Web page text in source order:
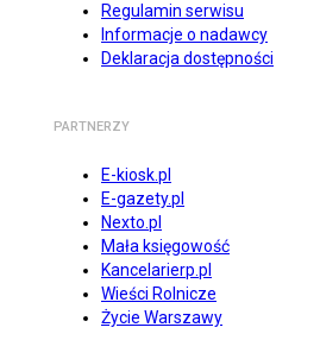
Regulamin serwisu
Informacje o nadawcy
Deklaracja dostępności
PARTNERZY
E-kiosk.pl
E-gazety.pl
Nexto.pl
Mała księgowość
Kancelarierp.pl
Wieści Rolnicze
Życie Warszawy